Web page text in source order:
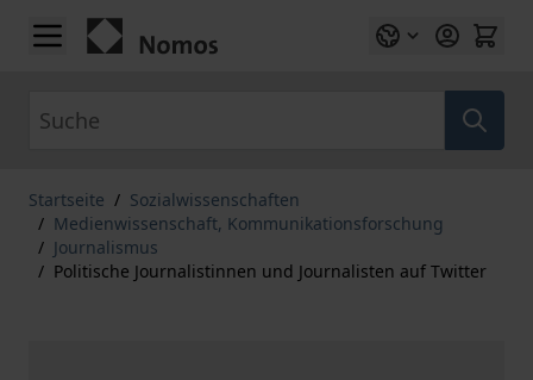
Zum Inhalt springen
Startseite / Sozialwissenschaften
/ Medienwissenschaft, Kommunikationsforschung
/ Journalismus
/ Politische Journalistinnen und Journalisten auf Twitter